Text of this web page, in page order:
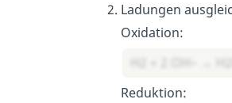
Ladungen
Oxidation:
H2 + 2 OH– →
Reduktion: